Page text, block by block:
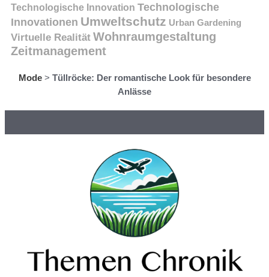
Technologische Innovation Technologische
Innovationen Umweltschutz Urban Gardening
Virtuelle Realität Wohnraumgestaltung
Zeitmanagement
Mode> Tüllröcke: Der romantische Look für besondere
Anlässe